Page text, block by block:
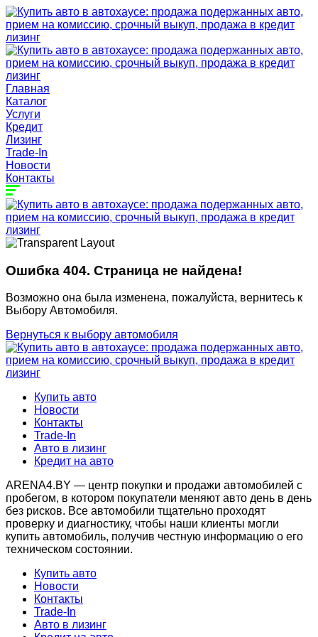
Главная
Каталог
Услуги
Кредит
Лизинг
Trade-In
Новости
Контакты
Ошибка 404. Страница не найдена!
Возможно она была изменена, пожалуйста, вернитесь к
Выбору Автомобиля.
Вернуться к выбору автомобиля
Купить авто
Новости
Контакты
Trade-In
Авто в лизинг
Кредит на авто
ARENA4.BY — центр покупки и продажи автомобилей с
пробегом, в котором покупатели меняют авто день в день
без рисков. Все автомобили тщательно проходят
проверку и диагностику, чтобы наши клиенты могли
купить автомобиль, получив честную информацию о его
техническом состоянии.
Купить авто
Новости
Контакты
Trade-In
Авто в лизинг